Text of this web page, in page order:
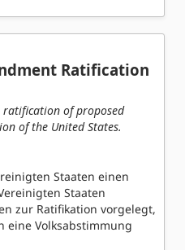
Ratification
of proposed
of the United States.
Staaten einen
Staaten
zur Ratifikation vorgelegt,
eine Volksabstimmung